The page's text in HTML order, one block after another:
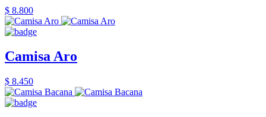
$ 8.800
Camisa Aro
$ 8.450